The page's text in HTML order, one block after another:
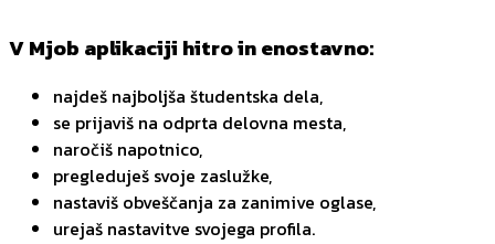
V Mjob aplikaciji hitro in enostavno:
najdeš najboljša študentska dela,
se prijaviš na odprta delovna mesta,
naročiš napotnico,
pregleduješ svoje zaslužke,
nastaviš obveščanja za zanimive oglase,
urejaš nastavitve svojega profila.